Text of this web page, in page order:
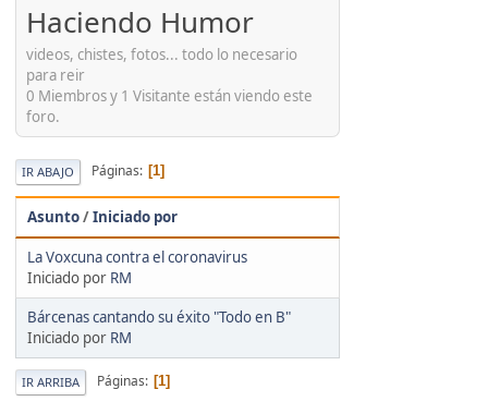
Haciendo Humor
videos, chistes, fotos... todo lo necesario
para reir
0 Miembros y 1 Visitante están viendo este
foro.
IR ABAJO Páginas 1
Asunto/Iniciado por
La Voxcuna contra el coronavirus
Iniciado por RM
Bárcenas cantando su éxito "Todo en B"
Iniciado por RM
IR ARRIBA Páginas 1